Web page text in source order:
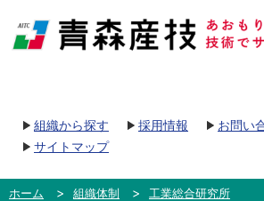
組織から探す 採用情報
お問い
サイトマップ
ホーム 組織体制
工業総合研究所